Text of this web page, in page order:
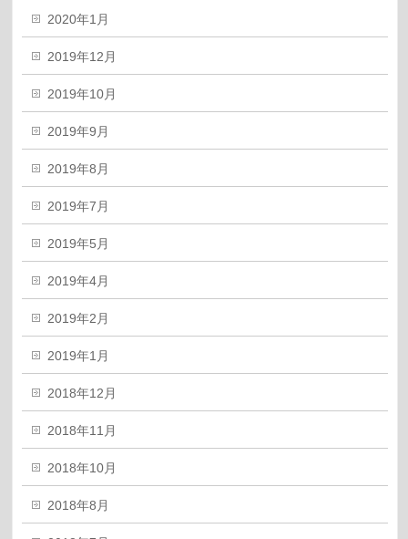
2020年1月
2019年12月
2019年10月
2019年9月
2019年8月
2019年7月
2019年5月
2019年4月
2019年2月
2019年1月
2018年12月
2018年11月
2018年10月
2018年8月